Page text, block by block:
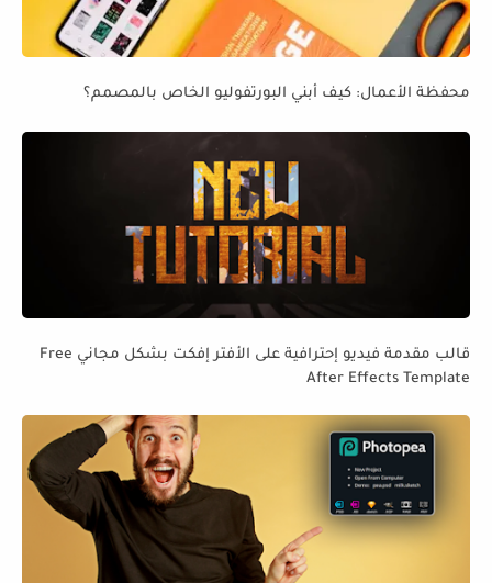
محفظة الأعمال: كيف أبني البورتفوليو الخاص بالمصمم؟
قالب مقدمة فيديو إحترافية على الأفتر إفكت بشكل مجاني Free
After Effects Template